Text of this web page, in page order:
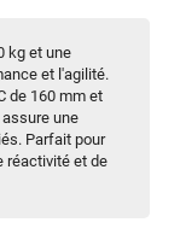
kg et une
et l'agilité.
de 160 mm et
une
Parfait pour
réactivité et de